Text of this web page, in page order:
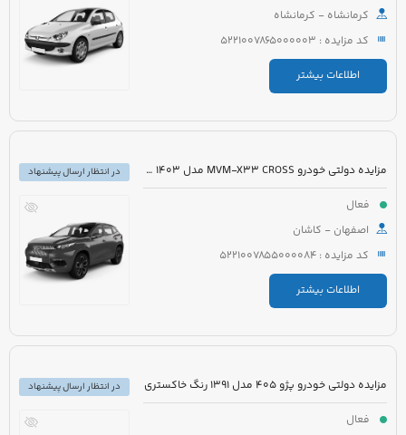
کرمانشاه - کرمانشاه
کد مزایده : 5221007865000003
اطلاعات بیشتر
مزایده دولتی خودرو MVM-X33 CROSS مدل 1403 رنگ سفید
فعال
اصفهان - کاشان
کد مزایده : 5221007855000084
اطلاعات بیشتر
در انتظار ارسال پیشنهاد
مزایده دولتی خودرو پژو 405 مدل 1391 رنگ خاکستری
فعال
در انتظار ارسال پیشنهاد